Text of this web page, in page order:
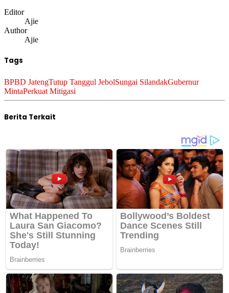
Editor
Ajie
Author
Ajie
Tags
BPBD JatengTutup Tanggul JebolSungai SilandakGubernur
MintaPerkuat Mitigasi
Berita Terkait